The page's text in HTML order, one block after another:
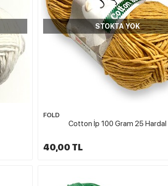
STOKTA YOK
FOLD
Cotton İp 100 Gram 25 Hardal
40,00 TL